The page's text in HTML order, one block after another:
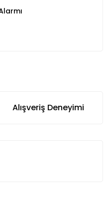
Alışveriş Deneyimi